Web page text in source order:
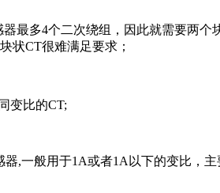
最多4个二次绕组，因此就需要两
状CT很难满足要求；
变比的CT;
,一般用于1A或者1A以下的变比，